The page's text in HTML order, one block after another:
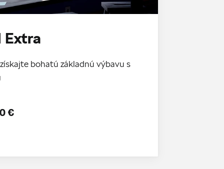
Extra
bohatú základnú výbavu s
€